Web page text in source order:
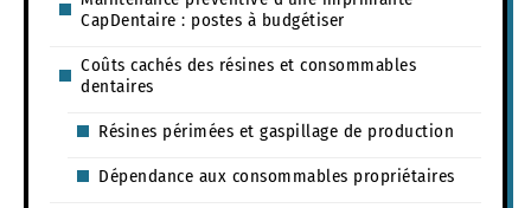
CapDentaire : postes à budgétiser
Coûts cachés des résines et consommables
dentaires
Résines périmées et gaspillage de production
Dépendance aux consommables propriétaires